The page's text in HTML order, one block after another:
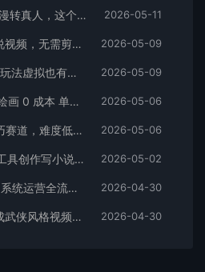
2026年AI一键生成，动漫转真人，这个月靠这个AI赚了2W+ 2026-05-11
最新AI一键生成影视解说视频，无需剪辑3分钟1条，条条爆款，多平台变现日入2000+ 2026-05-09
2026最新多多虚拟0.01玩法虚拟也有新门路轻松日入2500! 2026-05-09
手机壁纸赚钱秘籍！AI 绘画 0 成本 单店狂销 3.8 万单 2026-05-06
公众号流量主之拍照技巧赛道，难度低+流量大，起号第一篇就爆了10w阅读！ 2026-05-06
26年最新风口项目，AI工具创作写小说，轻松实现日入1000+ 2026-05-02
公众号流量主变现从0-1系统运营全流程讲解！ 2026-04-30
最新：视频号AI一键生成武侠风格视频，狂撸视频号分成收益，学完轻松日入1000+ 2026-04-30